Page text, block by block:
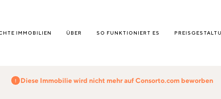
IMMOBILIEN ÜBER SO FUNKTIONIERT ES
Diese Immobilie wird nicht mehr auf Consorto.com beworben